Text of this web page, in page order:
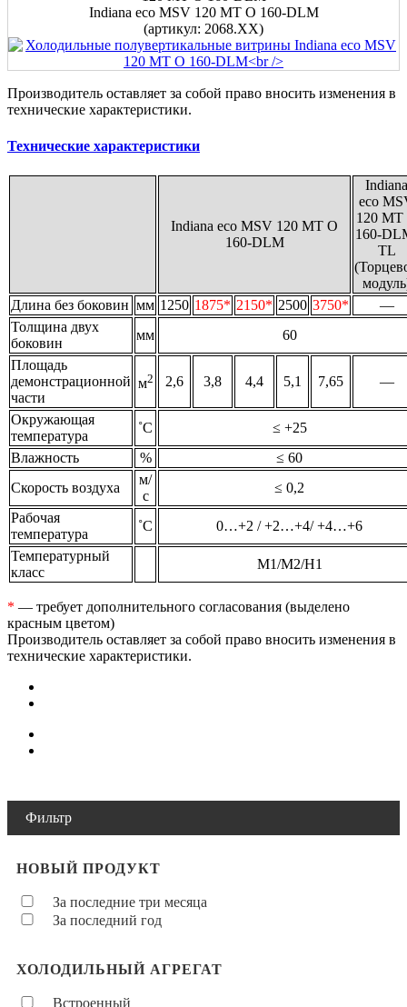
Indiana eco MSV 120 MT O 160-DLМ
(артикул: 2068.XX)
Производитель оставляет за собой право вносить изменения в
технические характеристики.
Технические характеристики
Indiana eco MSV 120 MT O
160-DLМ
Indiana
eco
120 MT
160-
TL
Длина без боковин мм 1250 1875* 2150* 2500 3750*
—
Толщина двух
боковин
мм
60
Площадь
демонстрационной
части
м2 2,6 3,8 4,4 5,1 7,65 —
Окружающая
температура
˚С
≤ +25
Влажность
%
≤ 60
Скорость воздуха
м/
с
≤ 0,2
Рабочая
температура
˚С
0…+2 / +2…+4/ +4…+6
Температурный
класс
М1/М2/Н1
* — требует дополнительного согласования (выделено
красным цветом)
Производитель оставляет за собой право вносить изменения в
технические характеристики.
Фильтр
НОВЫЙ ПРОДУКТ
За последние три месяца
За последний год
ХОЛОДИЛЬНЫЙ АГРЕГАТ
Встроенный